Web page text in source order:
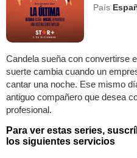
País
Candela sueña con convertirse
suerte cambia cuando un
cantar una noche. Ese mismo
antiguo compañero que desea
profesional.
Para ver estas series,
los siguientes servicios